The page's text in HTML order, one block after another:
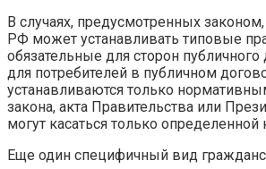
В случаях, предусмотренных
РФ может устанавливать типовые
обязательные для сторон
для потребителей в публичном
устанавливаются только
закона, акта Правительства или
могут касаться только определенной
Еще один специфичный вид